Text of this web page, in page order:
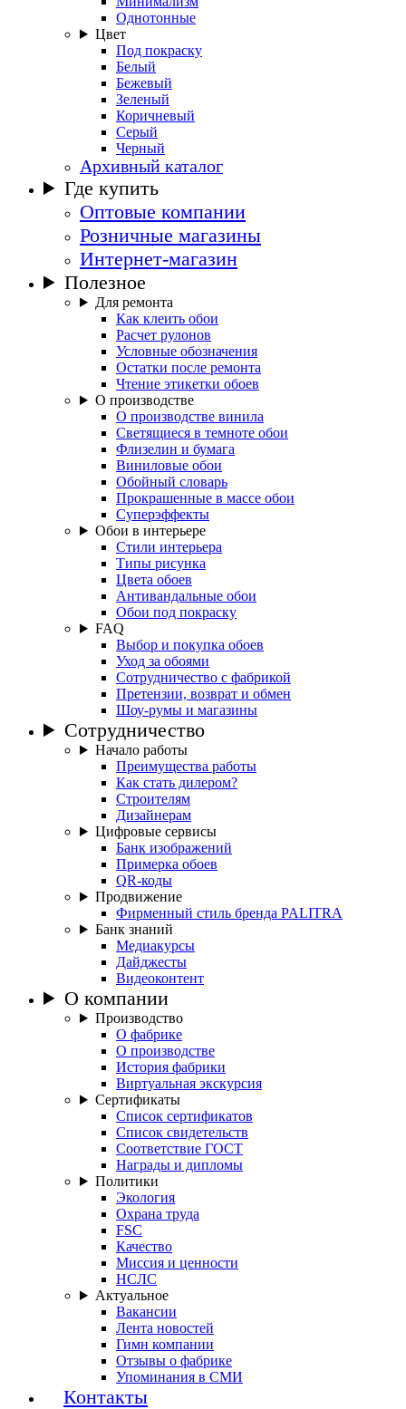
Однотонные
Цвет
Под покраску
Белый
Бежевый
Зеленый
Коричневый
Серый
Черный
Архивный каталог
Где купить
Оптовые компании
Розничные магазины
Интернет-магазин
Полезное
Для ремонта
Как клеить обои
Расчет рулонов
Условные обозначения
Остатки после ремонта
Чтение этикетки обоев
О производстве
О производстве винила
Светящиеся в темноте обои
Флизелин и бумага
Виниловые обои
Обойный словарь
Прокрашенные в массе обои
Суперэффекты
Обои в интерьере
Стили интерьера
Типы рисунка
Цвета обоев
Антивандальные обои
Обои под покраску
FAQ
Выбор и покупка обоев
Уход за обоями
Сотрудничество с фабрикой
Претензии, возврат и обмен
Шоу-румы и магазины
Сотрудничество
Начало работы
Преимущества работы
Как стать дилером?
Строителям
Дизайнерам
Цифровые сервисы
Банк изображений
Примерка обоев
QR-коды
Продвижение
Фирменный стиль бренда PALITRA
Банк знаний
Медиакурсы
Дайджесты
Видеоконтент
О компании
Производство
О фабрике
О производстве
История фабрики
Виртуальная экскурсия
Сертификаты
Список сертификатов
Список свидетельств
Соответствие ГОСТ
Награды и дипломы
Политики
Экология
Охрана труда
FSC
Качество
Миссия и ценности
НСЛС
Актуальное
Вакансии
Лента новостей
Гимн компании
Отзывы о фабрике
Упоминания в СМИ
Контакты